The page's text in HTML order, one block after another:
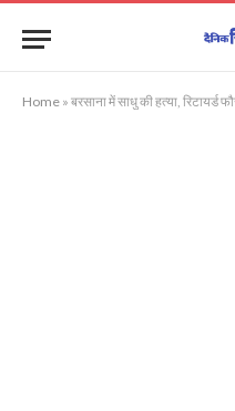
Home » बरसाना में साधु की हत्या, रिटायर्ड फौजी